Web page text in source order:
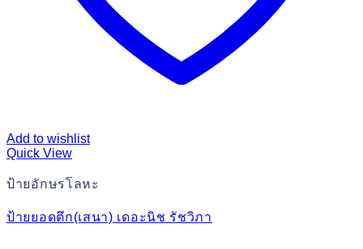
Add to wishlist
Quick View
ป้ายอักษรโลหะ
ป้ายยอดตึก(เสนา) เดอะนิช รัชวิภา